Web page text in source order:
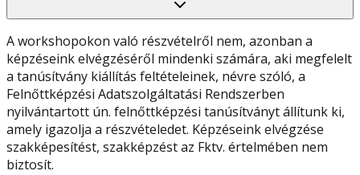
A workshopokon való részvételről nem, azonban a
képzéseink elvégzéséről mindenki számára, aki megfelelt
a tanúsítvány kiállítás feltételeinek, névre szóló, a
Felnőttképzési Adatszolgáltatási Rendszerben
nyilvántartott ún. felnőttképzési tanúsítványt állítunk ki,
amely igazolja a részvételedet. Képzéseink elvégzése
szakképesítést, szakképzést az Fktv. értelmében nem
biztosít.